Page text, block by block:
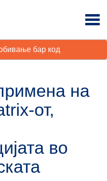
бар код
на
от,
во